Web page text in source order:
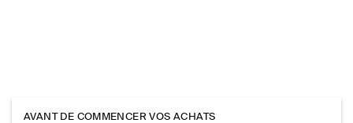
AVANT DE COMMENCER VOS ACHATS